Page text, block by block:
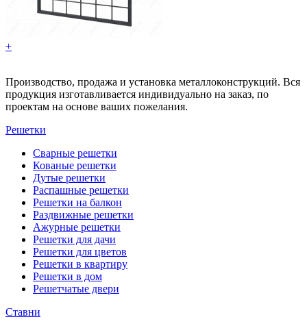
+
Производство, продажа и установка металлоконструкций. Вся
продукция изготавливается индивидуально на заказ, по
проектам на основе ваших пожелания.
Решетки
Сварные решетки
Кованые решетки
Дутые решетки
Распашные решетки
Решетки на балкон
Раздвижные решетки
Ажурные решетки
Решетки для дачи
Решетки для цветов
Решетки в квартиру
Решетки в дом
Решетчатые двери
Ставни